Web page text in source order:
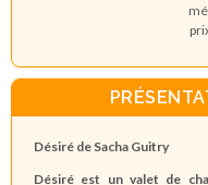
Désiré de Sacha Guitry
Désiré est un valet de